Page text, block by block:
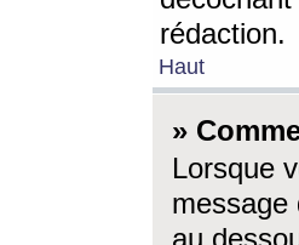
rédaction.
Haut
»
Lorsque
message